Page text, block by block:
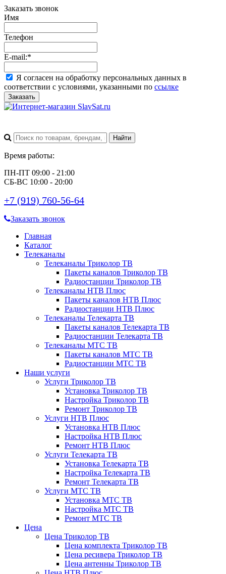
Заказать звонок
Имя
Телефон
E-mail:*
Я согласен на обработку персональных данных в
соответствии с условиями, указанными по ссылке
Заказать
Время работы:
ПН-ПТ 09:00 - 21:00
СБ-ВС 10:00 - 20:00
+7 (919) 760-56-64
Заказать звонок
Главная
Каталог
Телеканалы
Телеканалы Триколор ТВ
Пакеты каналов Триколор ТВ
Радиостанции Триколор ТВ
Телеканалы НТВ Плюс
Пакеты каналов НТВ Плюс
Радиостанции НТВ Плюс
Телеканалы Телекарта ТВ
Пакеты каналов Телекарта ТВ
Радиостанции Телекарта ТВ
Телеканалы МТС ТВ
Пакеты каналов МТС ТВ
Радиостанции МТС ТВ
Наши услуги
Услуги Триколор ТВ
Установка Триколор ТВ
Настройка Триколор ТВ
Ремонт Триколор ТВ
Услуги НТВ Плюс
Установка НТВ Плюс
Настройка НТВ Плюс
Ремонт НТВ Плюс
Услуги Телекарта ТВ
Установка Телекарта ТВ
Настройка Телекарта ТВ
Ремонт Телекарта ТВ
Услуги МТС ТВ
Установка МТС ТВ
Настройка МТС ТВ
Ремонт МТС ТВ
Цена
Цена Триколор ТВ
Цена комплекта Триколор ТВ
Цена ресивера Триколор ТВ
Цена антенны Триколор ТВ